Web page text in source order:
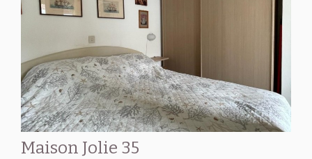
Maison Jolie 35